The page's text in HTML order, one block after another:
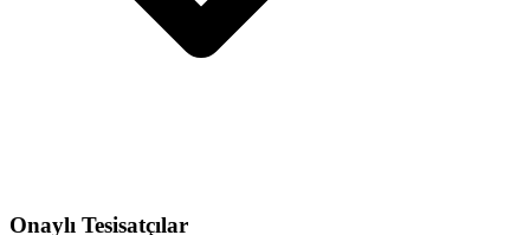
Onaylı Tesisatçılar